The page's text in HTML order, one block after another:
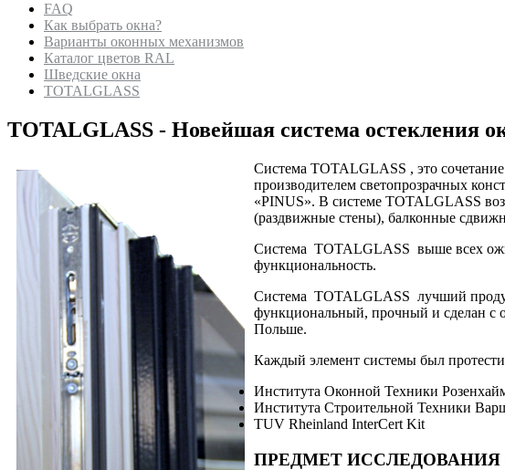
FAQ
Как выбрать окна?
Варианты оконных механизмов
Каталог цветов RAL
Шведские окна
TOTALGLASS
TOTALGLASS - Новейшая система остекления
Система TOTALGLASS , это
производителем светопрозрачных
«PINUS». В системе TOTALGLASS
(раздвижные стены), балконные
Система TOTALGLASS выше всех
функциональность.
Система TOTALGLASS лучший
функциональный, прочный и сделан с
Польше.
Каждый элемент системы был
Института Оконной Техники
Института Строительной Техники
TUV Rheinland InterCert Kit
ПРЕДМЕТ ИССЛЕДОВАНИЯ